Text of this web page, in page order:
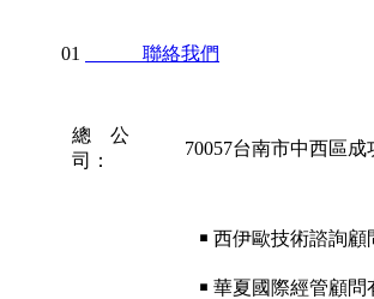
01 聯絡我們
總 公
司：
70057台南市中西區成
￭ 西伊歐技術諮詢顧
￭ 華夏國際經管顧